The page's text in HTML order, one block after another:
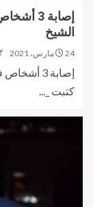
إصابة
الشيخ
24 مارس، 2021
إصابة 3
كتبت _...